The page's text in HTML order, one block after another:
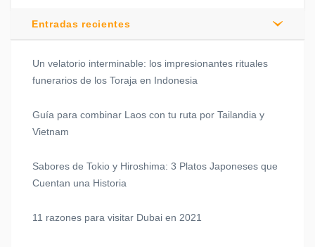
Entradas recientes
Un velatorio interminable: los impresionantes rituales
funerarios de los Toraja en Indonesia
Guía para combinar Laos con tu ruta por Tailandia y
Vietnam
Sabores de Tokio y Hiroshima: 3 Platos Japoneses que
Cuentan una Historia
11 razones para visitar Dubai en 2021